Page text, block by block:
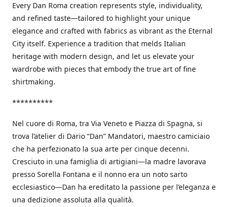
Every Dan Roma creation represents style, individuality,
and refined taste—tailored to highlight your unique
elegance and crafted with fabrics as vibrant as the Eternal
City itself. Experience a tradition that melds Italian
heritage with modern design, and let us elevate your
wardrobe with pieces that embody the true art of fine
shirtmaking.
**********
Nel cuore di Roma, tra Via Veneto e Piazza di Spagna, si
trova l’atelier di Dario “Dan” Mandatori, maestro camiciaio
che ha perfezionato la sua arte per cinque decenni.
Cresciuto in una famiglia di artigiani—la madre lavorava
presso Sorella Fontana e il nonno era un noto sarto
ecclesiastico—Dan ha ereditato la passione per l’eleganza e
una dedizione assoluta alla qualità.